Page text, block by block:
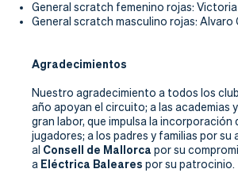
General scratch femenino rojas:
General scratch masculino rojas: Alvaro
Agradecimientos
Nuestro agradecimiento a todos los
año apoyan el circuito; a las academias
gran labor, que impulsa la incorporación
jugadores; a los padres y familias por su
al Consell de Mallorca por su
a Eléctrica Baleares por su patrocinio.